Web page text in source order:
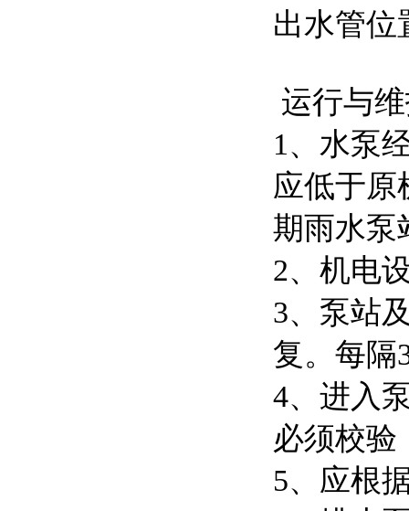
出水管位
运行与
1、水泵
应低于原
期雨水泵
2、机电
3、泵站
复。每隔
4、进入
必须校验
5、应根